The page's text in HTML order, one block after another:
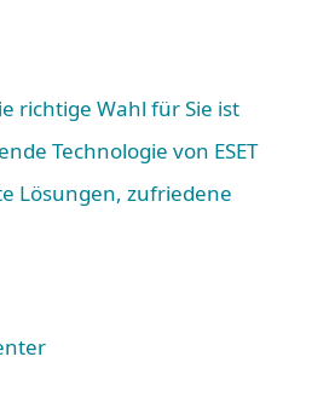
richtige Wahl für Sie ist
Technologie von ESET
Lösungen, zufriedene